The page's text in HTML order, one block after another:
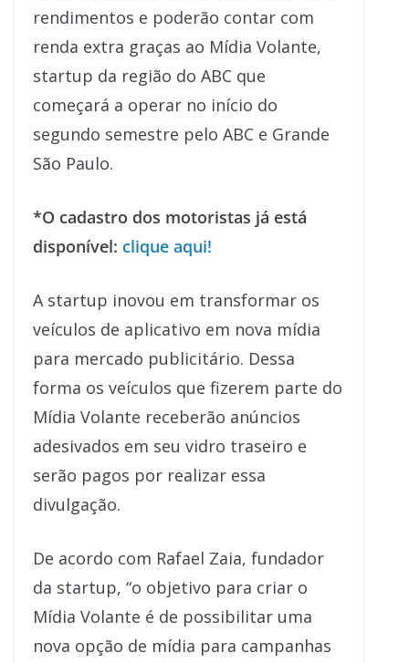
rendimentos e poderão contar com
renda extra graças ao Mídia Volante,
startup da região do ABC que
começará a operar no início do
segundo semestre pelo ABC e Grande
São Paulo.
*O cadastro dos motoristas já está
disponível: clique aqui!
A startup inovou em transformar os
veículos de aplicativo em nova mídia
para mercado publicitário. Dessa
forma os veículos que fizerem parte do
Mídia Volante receberão anúncios
adesivados em seu vidro traseiro e
serão pagos por realizar essa
divulgação.
De acordo com Rafael Zaia, fundador
da startup, “o objetivo para criar o
Mídia Volante é de possibilitar uma
nova opção de mídia para campanhas